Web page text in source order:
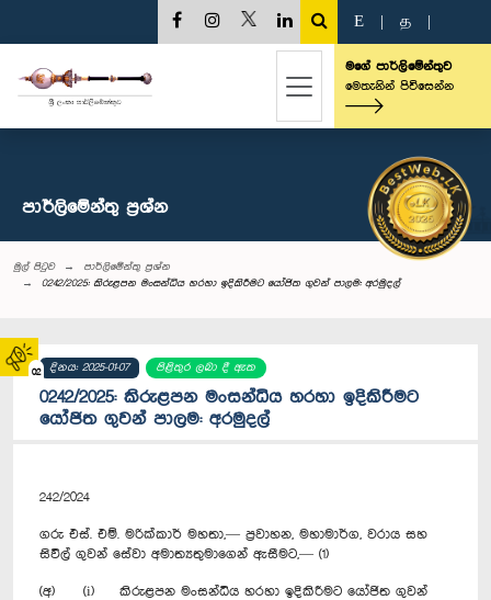
02
E த
මගේ පාර්ලිමේන්තුව
මෙතැනින් පිවිසෙන්න
පාර්ලි‌මේන්තු‌ ප්‍රශ්න
මුල් පිටුව
පාර්ලි‌මේන්තු‌ ප්‍රශ්න
0242/2025: කිරුළපන මංසන්ධිය හරහා ඉදිකිරීමට යෝජිත ගුවන් පාලම: අරමුදල්
දිනය: 2025-01-07 පිළිතුර ලබා දී ඇත
0242/2025: කිරුළපන මංසන්ධිය හරහා ඉදිකිරීමට
යෝජිත ගුවන් පාලම: අරමුදල්
242/2024
ගරු එස්. එම්. මරික්කාර් මහතා,— ප්‍රවාහන, මහාමාර්ග, වරාය සහ
සිවිල් ගුවන් සේවා අමාත්‍යතුමාගෙන් ඇසීමට,— (1)
(අ) (i) කිරුළපන මංසන්ධිය හරහා ඉදිකිරීමට යෝජිත ගුවන්